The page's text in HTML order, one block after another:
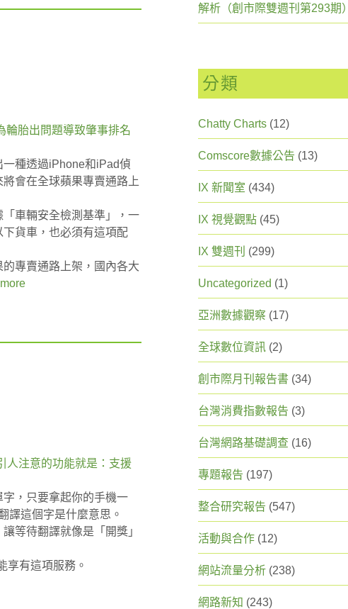
輪胎出問題導致肇事排名
種透過iPhone和iPad偵
會在全球蘋果專賣通路上
車輛安全檢測基準」，一
貨車，也必須有這項配
專賣通路上架，國內各大
人注意的功能就是：支援
，只要拿起你的手機一
譯這個字是什麼意思。
等待翻譯就像是「開獎」
享有這項服務。
解析（創市際雙週刊第293期）
分類
Chatty Charts (12)
Comscore數據公告 (13)
IX 新聞室 (434)
IX 視覺觀點 (45)
IX 雙週刊 (299)
Uncategorized (1)
亞洲數據觀察 (17)
全球數位資訊 (2)
創市際月刊報告書 (34)
台灣消費指數報告 (3)
台灣網路基礎調查 (16)
專題報告 (197)
整合研究報告 (547)
活動與合作 (12)
網站流量分析 (238)
網路新知 (243)